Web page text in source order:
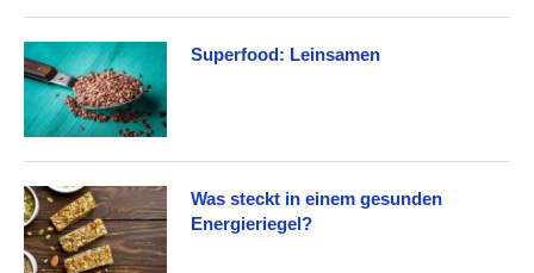
Superfood: Leinsamen
Was steckt in einem gesunden
Energieriegel?